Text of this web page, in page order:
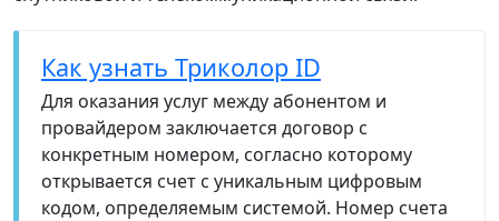
Как узнать Триколор ID
Для оказания услуг между абонентом и
провайдером заключается договор с
конкретным номером, согласно которому
открывается счет с уникальным цифровым
кодом, определяемым системой. Номер счета